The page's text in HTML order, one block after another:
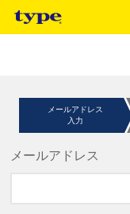
メールアドレス
入力
メールアドレス